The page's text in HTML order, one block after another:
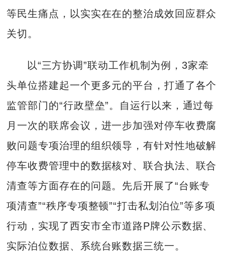
等民生痛点，以实实在在的整治成效回应群众
关切。
以“三方协调”联动工作机制为例，3家牵
头单位搭建起一个更多元的平台，打通了各个
监管部门的“行政壁垒”。自运行以来，通过每
月一次的联席会议，进一步加强对停车收费腐
败问题专项治理的组织领导，有针对性地破解
停车收费管理中的数据核对、联合执法、联合
清查等方面存在的问题。先后开展了“台账专
项清查”“秩序专项整顿”“打击私划泊位”等多项
行动，实现了西安市全市道路P牌公示数据、
实际泊位数据、系统台账数据三统一。